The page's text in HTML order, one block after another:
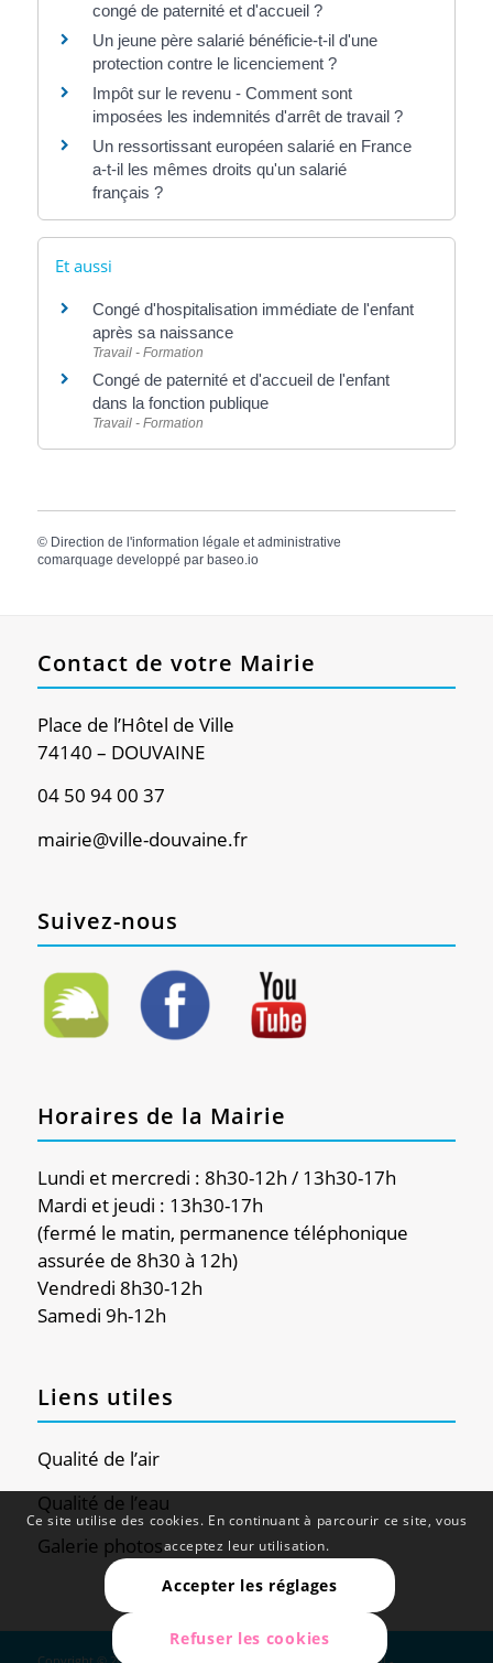
congé de paternité et d'accueil ?
Un jeune père salarié bénéficie-t-il d'une
protection contre le licenciement ?
Impôt sur le revenu - Comment sont
imposées les indemnités d'arrêt de travail ?
Un ressortissant européen salarié en France
a-t-il les mêmes droits qu'un salarié
français ?
Et aussi
Congé d'hospitalisation immédiate de l'enfant
après sa naissance
Travail - Formation
Congé de paternité et d'accueil de l'enfant
dans la fonction publique
Travail - Formation
© Direction de l'information légale et administrative
comarquage developpé par baseo.io
Contact de votre Mairie
Place de l’Hôtel de Ville
74140 – DOUVAINE
04 50 94 00 37
mairie@ville-douvaine.fr
Suivez-nous
Horaires de la Mairie
Lundi et mercredi : 8h30-12h / 13h30-17h
Mardi et jeudi : 13h30-17h
(fermé le matin, permanence téléphonique
assurée de 8h30 à 12h)
Vendredi 8h30-12h
Samedi 9h-12h
Liens utiles
Qualité de l’air
Qualité de l’eau
Galerie photos
Ce site utilise des cookies. En continuant à parcourir ce site, vous
acceptez leur utilisation.
Accepter les réglages
Refuser les cookies